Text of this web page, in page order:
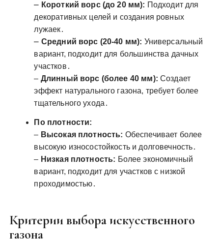
⎼ Короткий ворс (до 20 мм): Подходит для
декоративных целей и создания ровных
лужаек․
⎼ Средний ворс (20-40 мм): Универсальный
вариант, подходит для большинства дачных
участков․
‒ Длинный ворс (более 40 мм): Создает
эффект натурального газона, требует более
тщательного ухода․
По плотности:
‒ Высокая плотность: Обеспечивает более
высокую износостойкость и долговечность․
‒ Низкая плотность: Более экономичный
вариант, подходит для участков с низкой
проходимостью․
Критерии выбора искусственного
газона